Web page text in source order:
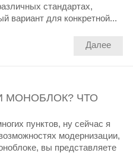
стандартах,
вариант для конкретной...
Далее
МОНОБЛОК? ЧТО
пунктов, ну сейчас я
модернизации,
вы представляете